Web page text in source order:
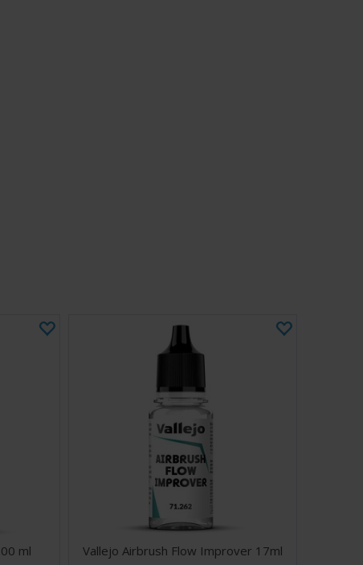
enkel att flytta, sätta upp och förvara mellan
universella AC 100–240 V-ingången gör den
marknader, och den enkla på/av-knappen med
den lätt att använda. För alla hobbyanvändare som
inomhus är denna box en praktisk och genomtänkt
en renare och bekvämare arbetsmiljö.
ml Vallejo Airbrush Flow Improver 17ml